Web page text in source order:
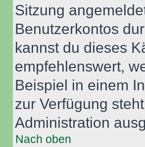
Sitzung
Benutzerkontos
kannst du dieses
empfehlenswert,
Beispiel in einem
zur Verfügung
Administration
Nach oben